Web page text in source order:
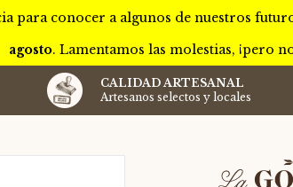
para conocer a algunos de nuestros
agosto. Lamentamos las molestias, ¡pero
CALIDAD ARTESANAL
Artesanos selectos y locales